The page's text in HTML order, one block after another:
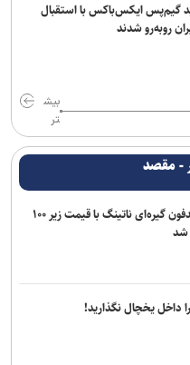
گیم‌پس ایکس‌باکس با استقبال
روبه‌رو شدند
بیش
تر
- مقصد
نخستین هدفون گیره‌ای ناتینگ با قیمت زیر ۱۰۰
شد
داخل یخچال نگذارید!